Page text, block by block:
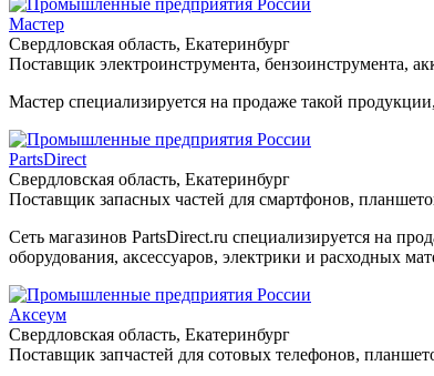
Мастер
Свердловская область, Екатеринбург
Поставщик электроинструмента, бензоинструмента,
Мастер специализируется на продаже такой
PartsDirect
Свердловская область, Екатеринбург
Поставщик запасных частей для смартфонов,
Сеть магазинов PartsDirect.ru специализируется на
оборудования, аксессуаров, электрики и расходных
Аксеум
Свердловская область, Екатеринбург
Поставщик запчастей для сотовых телефонов,